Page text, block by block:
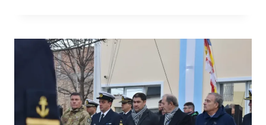
DÍA
NO
LABORABLE
EN
PATAGONES
POR
LAS
FIESTAS